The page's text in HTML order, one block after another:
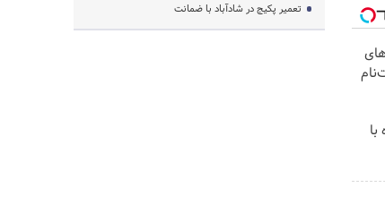
تعمیر پکیج در شادآباد با ضمانت